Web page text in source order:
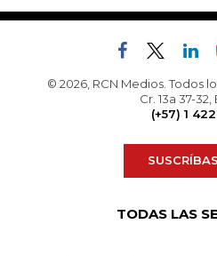
© 2026, RCN Medios. Todos
Cr. 13a 37-
(+57) 1
TODAS LAS